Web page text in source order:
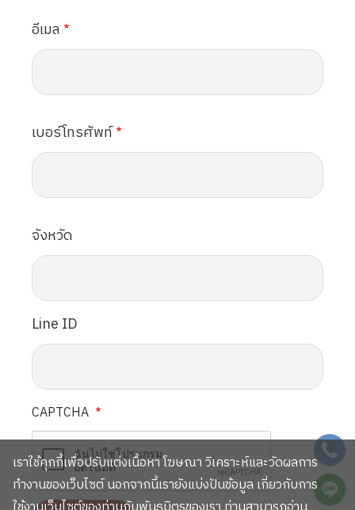
อีเมล
เบอร์โทรศัพท์
จังหวัด
Line ID
CAPTCHA
เราใช้คุกกี้เพื่อปรับแต่งเนื้อหา โฆษณา วิเคราะห์และวัดผลการ
ทำงานของเว็บไซต์ นอกจากนี้เรายังแบ่งปันข้อมูล เกี่ยวกับการ
SVG
SVG